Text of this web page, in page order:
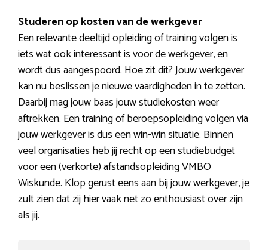
Studeren op kosten van de werkgever
Een relevante deeltijd opleiding of training volgen is
iets wat ook interessant is voor de werkgever, en
wordt dus aangespoord. Hoe zit dit? Jouw werkgever
kan nu beslissen je nieuwe vaardigheden in te zetten.
Daarbij mag jouw baas jouw studiekosten weer
aftrekken. Een training of beroepsopleiding volgen via
jouw werkgever is dus een win-win situatie. Binnen
veel organisaties heb jij recht op een studiebudget
voor een (verkorte) afstandsopleiding VMBO
Wiskunde. Klop gerust eens aan bij jouw werkgever, je
zult zien dat zij hier vaak net zo enthousiast over zijn
als jij.